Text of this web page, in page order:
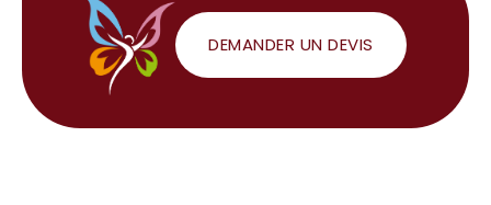
DEMANDER UN DEVIS